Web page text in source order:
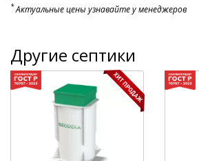
*Актуальные цены узнавайте у менеджеров
Другие септики